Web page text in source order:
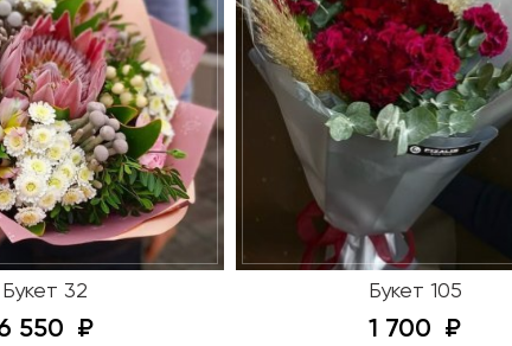
Букет 32
550
Букет 105
1 700